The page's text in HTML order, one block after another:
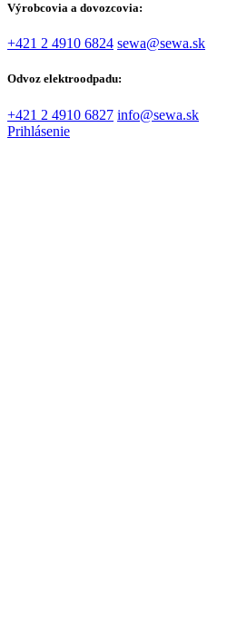
Výrobcovia a dovozcovia:
+421 2 4910 6824 sewa@sewa.sk
Odvoz elektroodpadu:
+421 2 4910 6827 info@sewa.sk
Prihlásenie